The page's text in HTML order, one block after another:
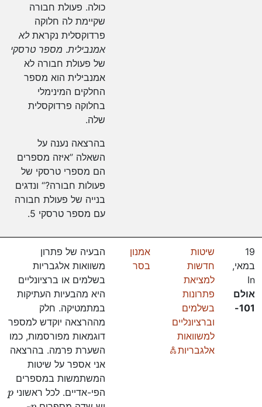
כולה. פעולת חבורה
שקיימת לה חלוקה
פרדוקסלית נקראתלא
אמנבילית. מספר טרסקי
של פעולת חבורה לא
אמנבילית הוא מספר
החלקים המינימלי
בחלוקה פרדוקסלית
שלה.
בהרצאה נענה על
השאלה ”איזה מספרים
הם מספרי טרסקי של
פעולות חבורה?“ ונדגים
בנייה של פעולת חבורה
עם מספר טרסקי 5.
19
במאי,
In
אולם
101-
שיטות
חדשות
למציאת
פתרונות
בשלמים
וברציונליים
למשוואות
אלגבריות
אמנון
בסר
הבעיה של פתרון
משוואות אלגבריות
בשלמים או ברציונליים
היא מהבעיות העתיקות
במתמטיקה. חלק
מההרצאה יוקדש למספר
דוגמאות מפורסמות, כמו
השערת פרמה. בהרצאה
אני אספר על שיטות
המשתמשות במספרים
הפי-אדיים. לכל ראשוני
p